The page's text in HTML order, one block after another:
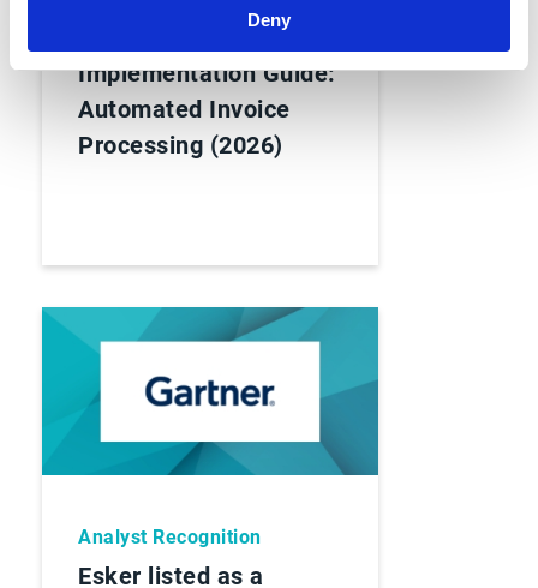
Deny
Implementation Guide:
Automated Invoice
Processing (2026)
Analyst Recognition
Esker listed as a